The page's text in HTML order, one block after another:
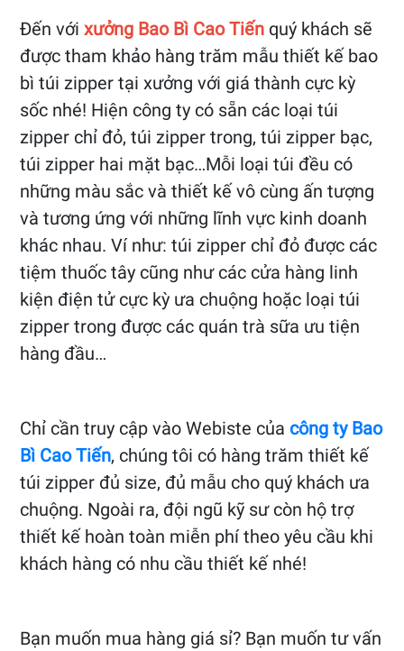
Đến vớixưởng Bao Bì Cao Tiến quý khách sẽ
được tham khảo hàng trăm mẫu thiết kế bao
bì túi zipper tại xưởng với giá thành cực kỳ
sốc nhé! Hiện công ty có sẵn các loại túi
zipper chỉ đỏ, túi zipper trong, túi zipper bạc,
túi zipper hai mặt bạc…Mỗi loại túi đều có
những màu sắc và thiết kế vô cùng ấn tượng
và tương ứng với những lĩnh vực kinh doanh
khác nhau. Ví như: túi zipper chỉ đỏ được các
tiệm thuốc tây cũng như các cửa hàng linh
kiện điện tử cực kỳ ưa chuộng hoặc loại túi
zipper trong được các quán trà sữa ưu tiện
hàng đầu…
Chỉ cần truy cập vào Webiste của công ty Bao
Bì Cao Tiến, chúng tôi có hàng trăm thiết kế
túi zipper đủ size, đủ mẫu cho quý khách ưa
chuộng. Ngoài ra, đội ngũ kỹ sư còn hộ trợ
thiết kế hoàn toàn miễn phí theo yêu cầu khi
khách hàng có nhu cầu thiết kế nhé!
Bạn muốn mua hàng giá sỉ? Bạn muốn tư vấn